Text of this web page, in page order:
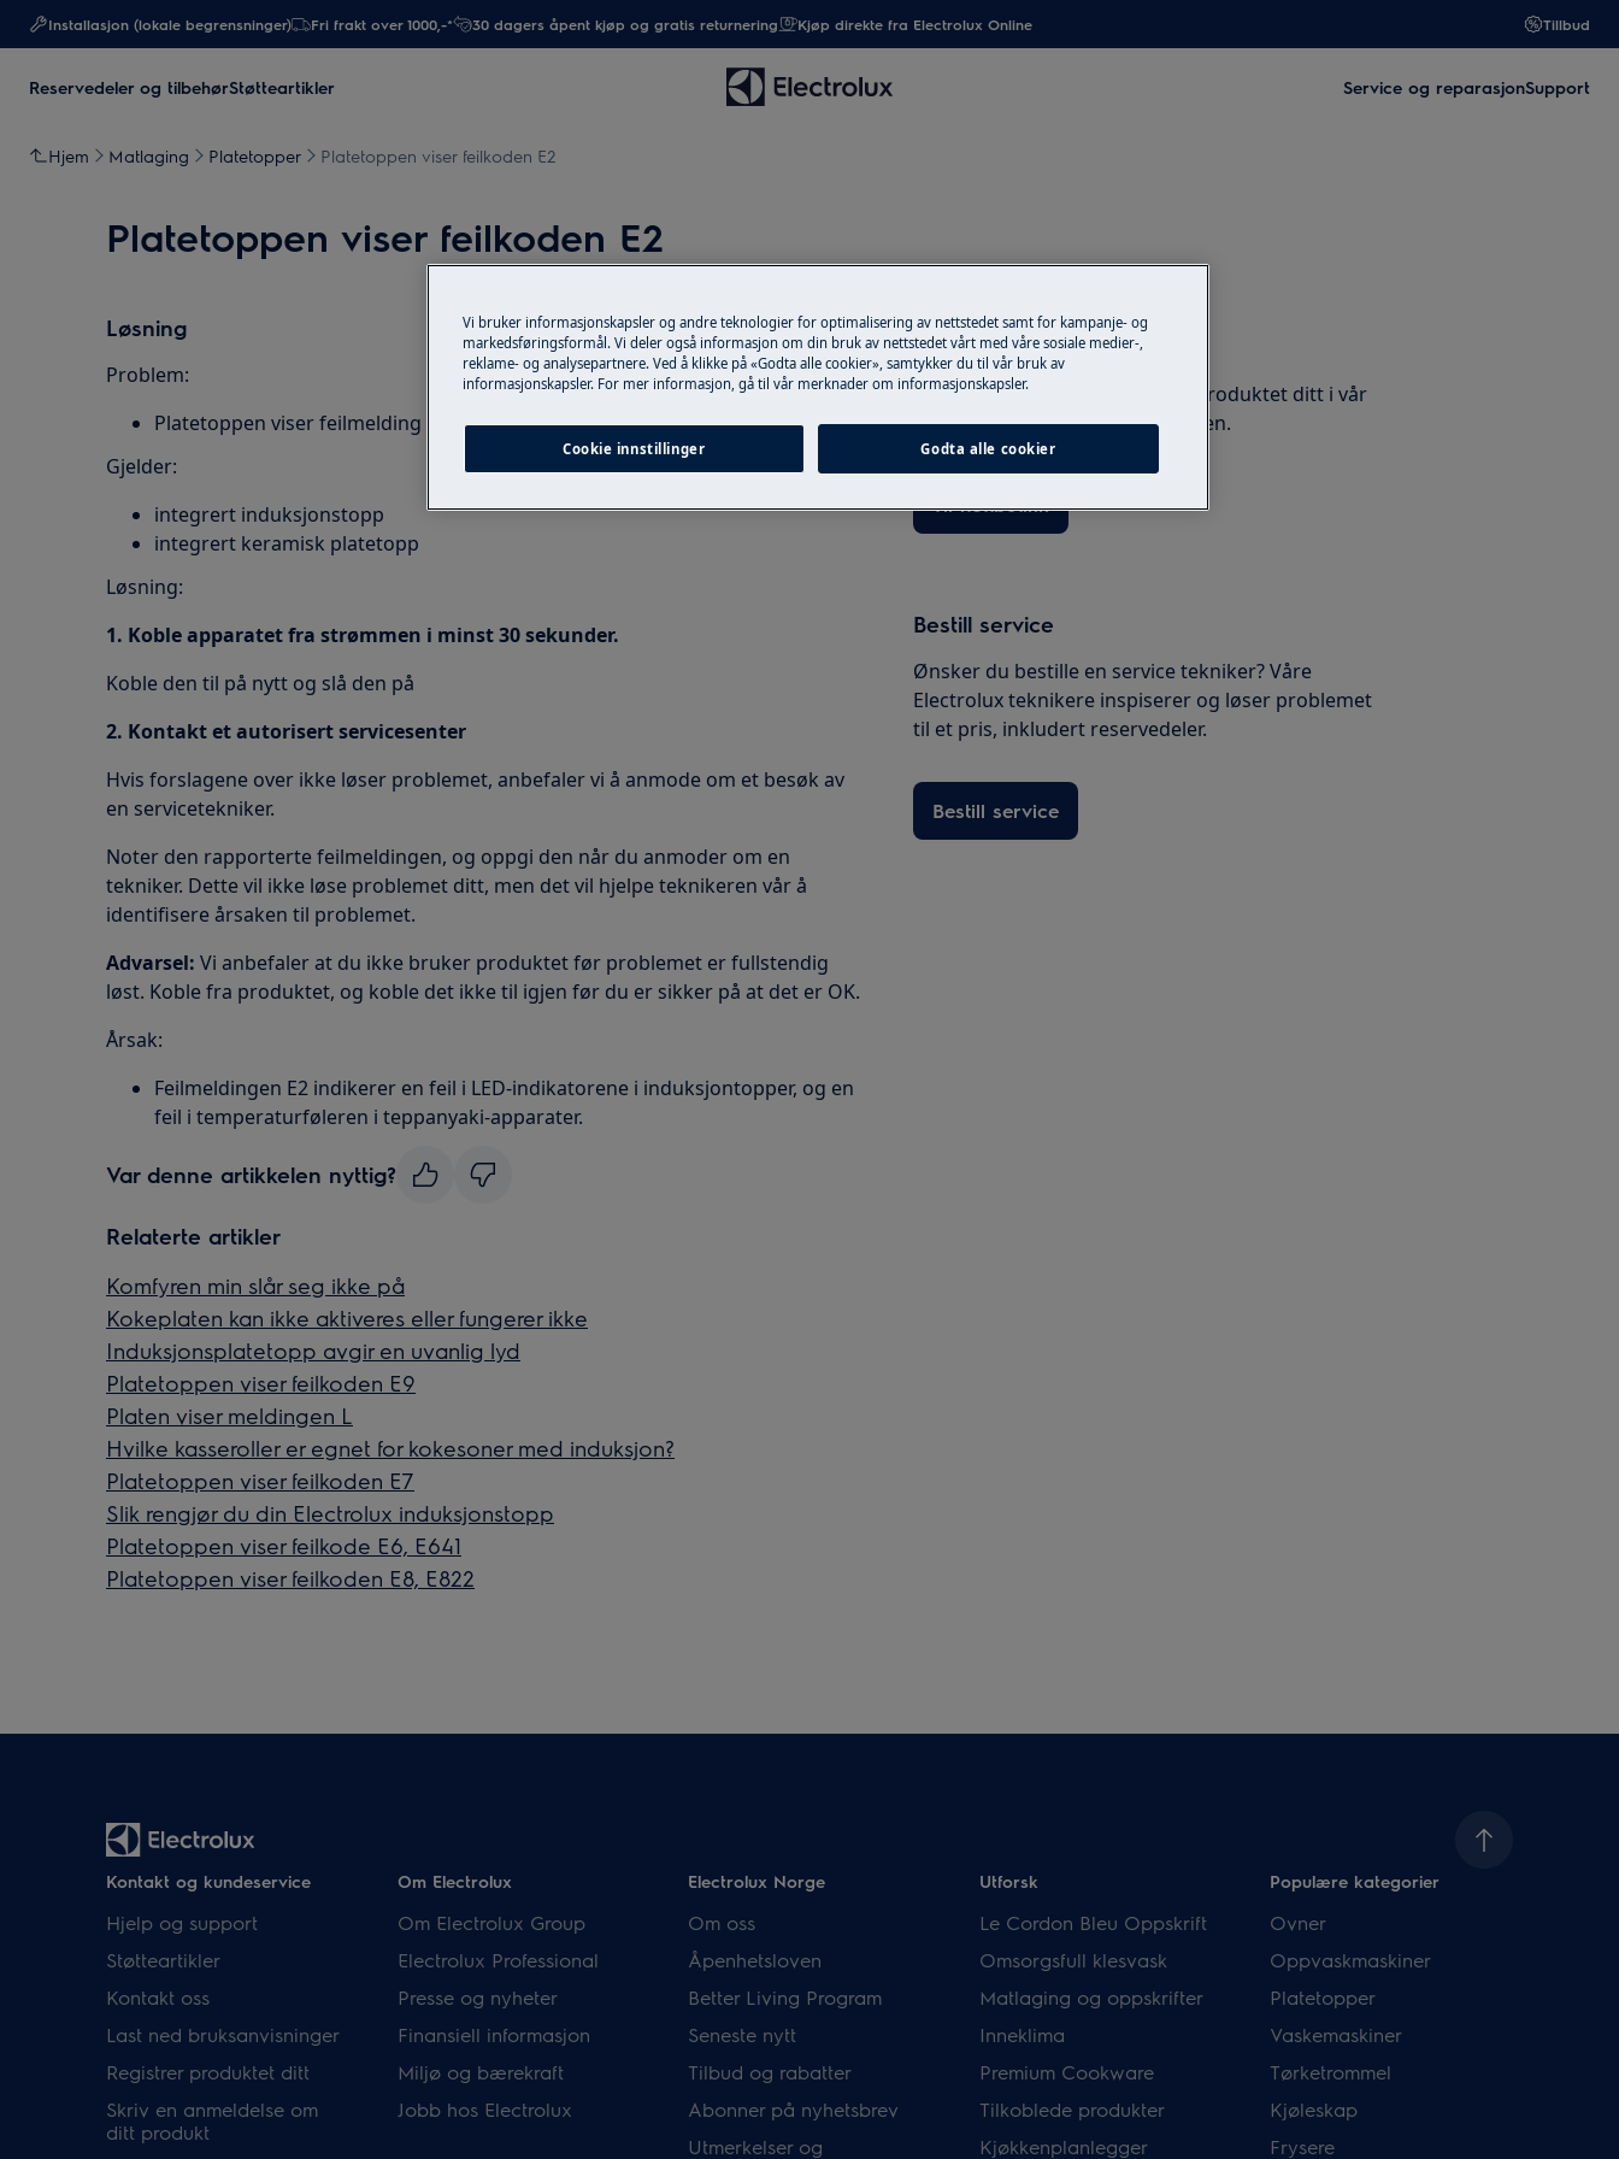
Installasjon (lokale begrensninger) Fri frakt over 1000,-* 30 dagers åpent kjøp og gratis returnering Kjøp direkte fra Electrolux Online Tillbud
Reservedeler og tilbehørStøtteartikler Service og reparasjonSupport
Hjem Matlaging Platetopper Platetoppen viser feilkoden E2
Platetoppen viser feilkoden E2
Løsning
Problem:
Platetoppen viser feilmelding E2
Gjelder:
integrert induksjonstopp
integrert keramisk platetopp
Løsning:
1. Koble apparatet fra strømmen i minst 30 sekunder.
Koble den til på nytt og slå den på
2. Kontakt et autorisert servicesenter
Hvis forslagene over ikke løser problemet, anbefaler vi å anmode om et besøk av
en servicetekniker.
Noter den rapporterte feilmeldingen, og oppgi den når du anmoder om en
tekniker. Dette vil ikke løse problemet ditt, men det vil hjelpe teknikeren vår å
identifisere årsaken til problemet.
Advarsel: Vi anbefaler at du ikke bruker produktet før problemet er fullstendig
løst. Koble fra produktet, og koble det ikke til igjen før du er sikker på at det er OK.
Årsak:
Feilmeldingen E2 indikerer en feil i LED-indikatorene i induksjontopper, og en
feil i temperaturføleren i teppanyaki-apparater.
Var denne artikkelen nyttig?
Relaterte artikler
Komfyren min slår seg ikke på
Kokeplaten kan ikke aktiveres eller fungerer ikke
Induksjonsplatetopp avgir en uvanlig lyd
Platetoppen viser feilkoden E9
Platen viser meldingen L
Hvilke kasseroller er egnet for kokesoner med induksjon?
Platetoppen viser feilkoden E7
Slik rengjør du din Electrolux induksjonstopp
Platetoppen viser feilkode E6, E641
Platetoppen viser feilkoden E8, E822
Reservedeler og tilbehør
Finn originale reservedeler for produktet ditt i vår
web shop og få de levert på døren.
Til nettbutikk
Bestill service
Ønsker du bestille en service tekniker? Våre
Electrolux teknikere inspiserer og løser problemet
til et pris, inkludert reservedeler.
Bestill service
Kontakt og kundeservice
Hjelp og support
Støtteartikler
Kontakt oss
Last ned bruksanvisninger
Registrer produktet ditt
Skriv en anmeldelse om
ditt produkt
Om Electrolux
Om Electrolux Group
Electrolux Professional
Presse og nyheter
Finansiell informasjon
Miljø og bærekraft
Jobb hos Electrolux
Electrolux Norge
Om oss
Åpenhetsloven
Better Living Program
Seneste nytt
Tilbud og rabatter
Abonner på nyhetsbrev
Utmerkelser og
Utforsk
Le Cordon Bleu Oppskrift
Omsorgsfull klesvask
Matlaging og oppskrifter
Inneklima
Premium Cookware
Tilkoblede produkter
Kjøkkenplanlegger
Populære kategorier
Ovner
Oppvaskmaskiner
Platetopper
Vaskemaskiner
Tørketrommel
Kjøleskap
Frysere
Vi bruker informasjonskapsler og andre teknologier for optimalisering av nettstedet samt for kampanje- og
markedsføringsformål. Vi deler også informasjon om din bruk av nettstedet vårt med våre sosiale medier-,
reklame- og analysepartnere. Ved å klikke på «Godta alle cookier», samtykker du til vår bruk av
informasjonskapsler. For mer informasjon, gå til vår merknader om informasjonskapsler.
Cookie innstillinger Godta alle cookier